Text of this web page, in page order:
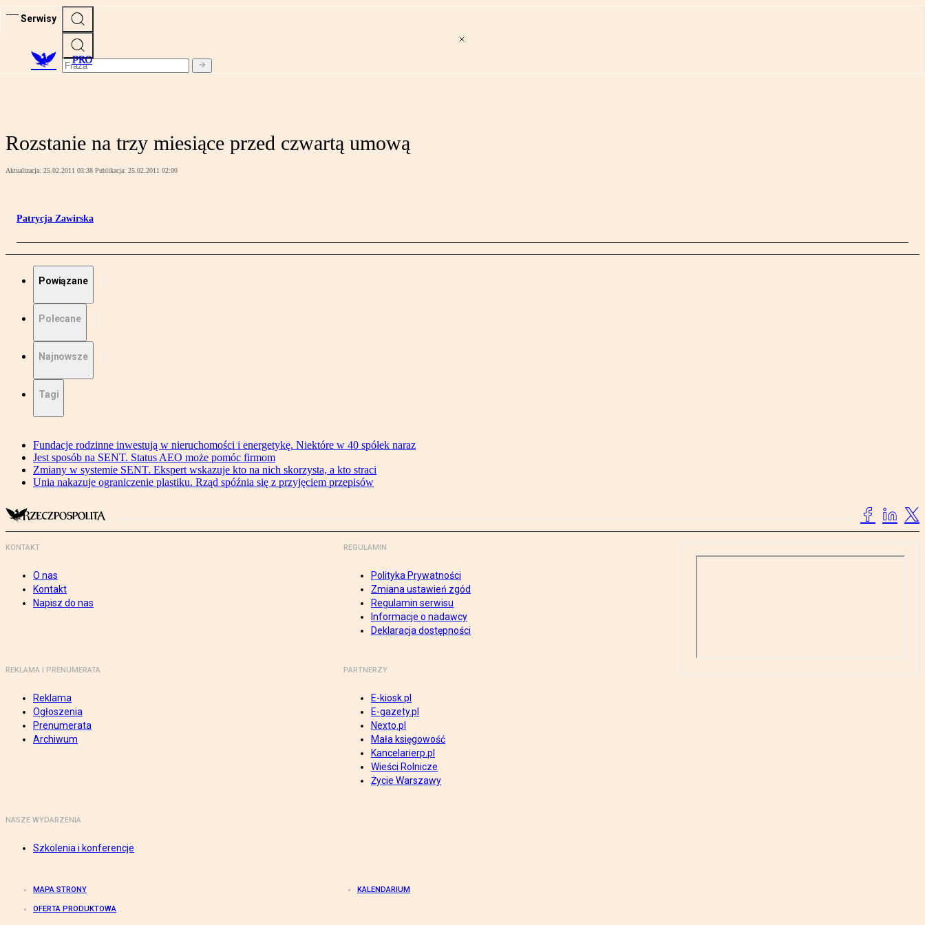
Serwisy
PRO
Rozstanie na trzy miesiące przed czwartą umową
Aktualizacja: 25.02.2011 03:38 Publikacja: 25.02.2011 02:00
Patrycja Zawirska
Powiązane
Polecane
Najnowsze
Tagi
Fundacje rodzinne inwestują w nieruchomości i energetykę. Niektóre w 40 spółek naraz
Jest sposób na SENT. Status AEO może pomóc firmom
Zmiany w systemie SENT. Ekspert wskazuje kto na nich skorzysta, a kto straci
Unia nakazuje ograniczenie plastiku. Rząd spóźnia się z przyjęciem przepisów
KONTAKT
O nas
Kontakt
Napisz do nas
REGULAMIN
Polityka Prywatności
Zmiana ustawień zgód
Regulamin serwisu
Informacje o nadawcy
Deklaracja dostępności
REKLAMA I PRENUMERATA
Reklama
Ogłoszenia
Prenumerata
Archiwum
PARTNERZY
E-kiosk.pl
E-gazety.pl
Nexto.pl
Mała księgowość
Kancelarierp.pl
Wieści Rolnicze
Życie Warszawy
NASZE WYDARZENIA
Szkolenia i konferencje
MAPA STRONY KALENDARIUM
OFERTA PRODUKTOWA